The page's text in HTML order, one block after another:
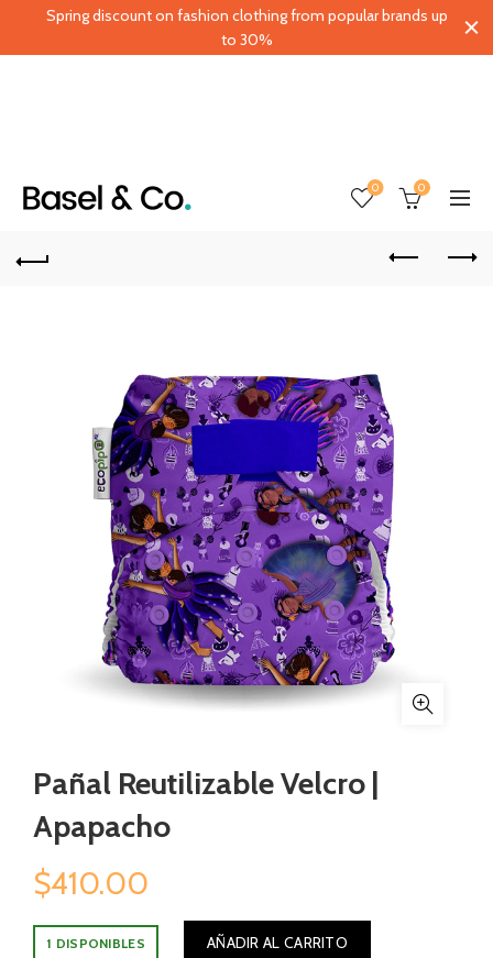
0 0
Pañal Reutilizable Velcro |
Apapacho
$410.00
1 DISPONIBLES AÑADIR AL CARRITO
Spring discount on fashion clothing from popular brands up
to 30%